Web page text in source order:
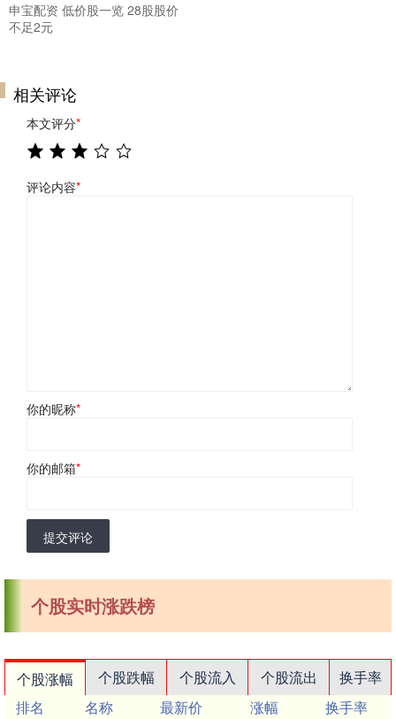
申宝配资 低价股一览 28股股价
不足2元
相关评论
本文评分*
评论内容*
你的昵称*
你的邮箱*
提交评论
个股实时涨跌榜
个股涨幅 个股跌幅 个股流入 个股流出
换手率
排名
名称 最新价 涨幅
换手率